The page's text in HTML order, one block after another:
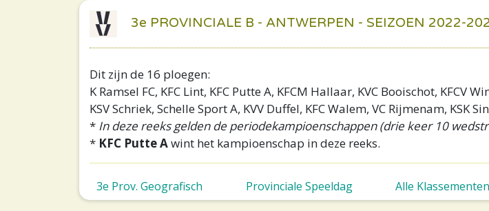
3e PROVINCIALE B - ANTWERPEN - SEIZOEN 2022-
Dit zijn de 16 ploegen:
K Ramsel FC, KFC Lint, KFC Putte A, KFCM Hallaar, KVC Booischot, KFCV
KSV Schriek, Schelle Sport A, KVV Duffel, KFC Walem, VC Rijmenam, KSK
* In deze reeks gelden de periodekampioenschappen (drie keer 10
* KFC Putte Awint het kampioenschap in deze reeks.
3e Prov. Geografisch Provinciale Speeldag Alle Klassementen